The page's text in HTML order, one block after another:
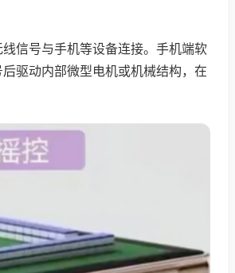
信号与手机等设备连接。手机端软
驱动内部微型电机或机械结构，在